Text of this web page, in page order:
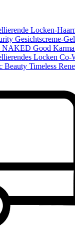
Locken-
Gesichtscreme-Gel
Good
Locken Co-
Beauty Timeless